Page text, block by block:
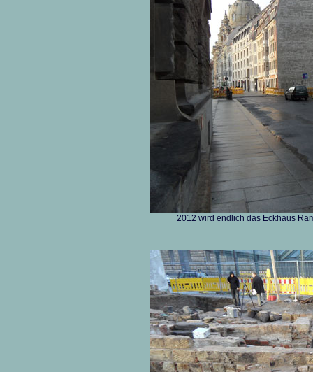
2012 wird endlich das Eckhaus